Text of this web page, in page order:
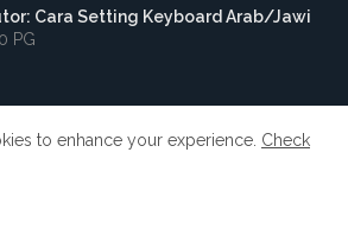
Cara Setting Keyboard Arab/Jawi
PG
to enhance your experience. Check